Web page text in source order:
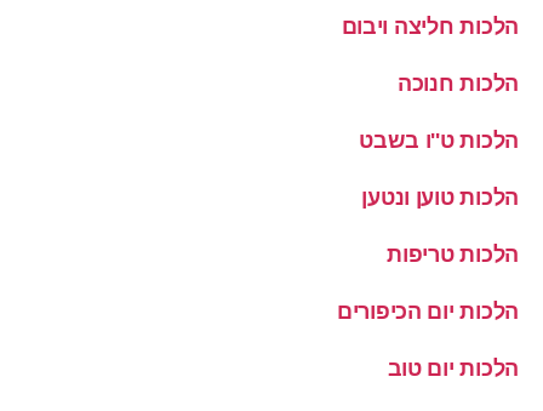
הלכות חליצה ויבום
הלכות חנוכה
הלכות ט''ו בשבט
הלכות טוען ונטען
הלכות טריפות
הלכות יום הכיפורים
הלכות יום טוב